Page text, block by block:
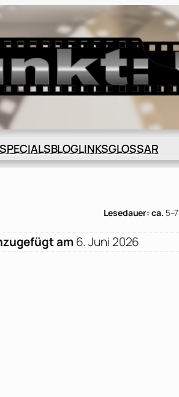
SPECIALSBLOGLINKSGLOSSAR
Lesedauer: ca.
am 6. Juni 2026